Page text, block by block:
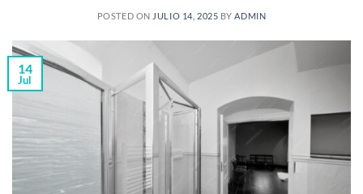
POSTED ON JULIO 14, 2025 BY ADMIN
14
Jul